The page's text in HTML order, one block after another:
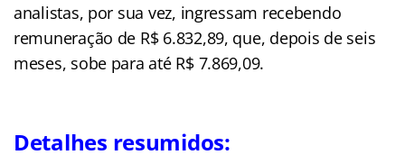
analistas, por sua vez, ingressam recebendo
remuneração de R$ 6.832,89, que, depois de seis
meses, sobe para até R$ 7.869,09.
Detalhes resumidos: